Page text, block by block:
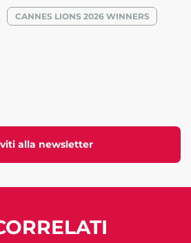
alla newsletter
CANNES LIONS 2026 WINNERS